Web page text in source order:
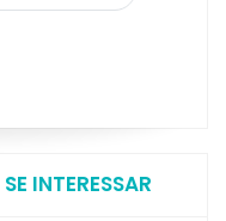
INTERESSAR